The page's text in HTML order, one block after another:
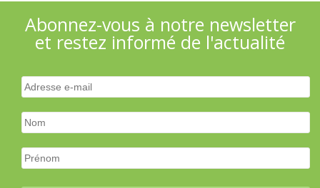
Abonnez-vous à notre newsletter
et restez informé de l'actualité